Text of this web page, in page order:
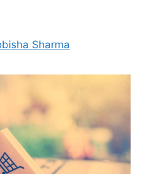
Sharma